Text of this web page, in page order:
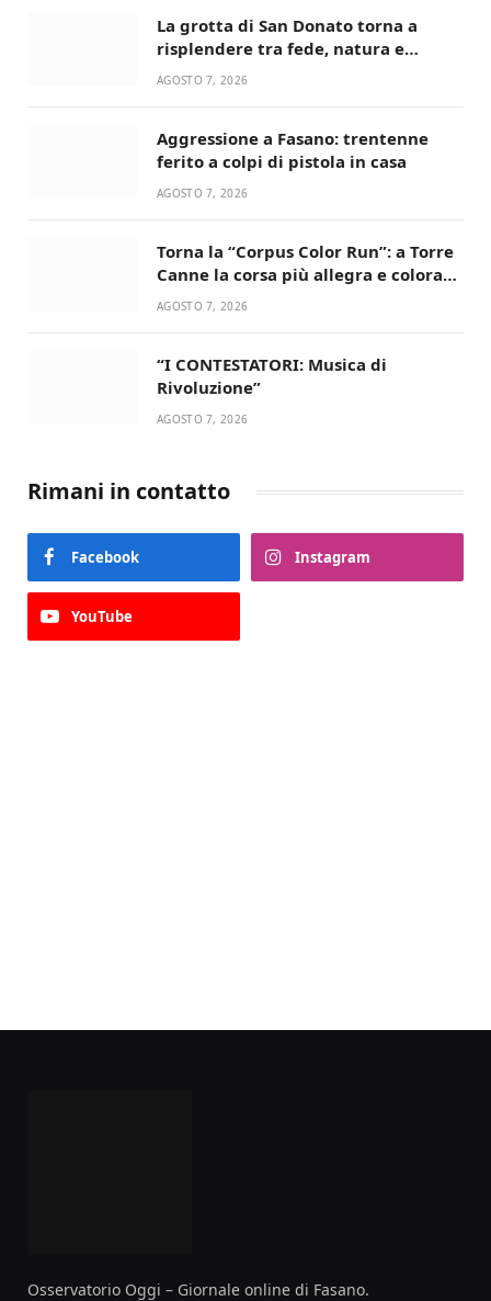
La grotta di San Donato torna a
risplendere tra fede, natura e
devozione
AGOSTO 7, 2026
Aggressione a Fasano: trentenne
ferito a colpi di pistola in casa
AGOSTO 7, 2026
Torna la “Corpus Color Run”: a Torre
Canne la corsa più allegra e colorata
dell’estate!
AGOSTO 7, 2026
“I CONTESTATORI: Musica di
Rivoluzione”
AGOSTO 7, 2026
Rimani in contatto
Facebook Instagram
YouTube
Osservatorio Oggi – Giornale online di Fasano.